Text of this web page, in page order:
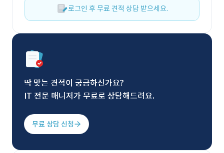
로그인 후 무료 견적 상담 받으세요.
딱 맞는 견적이 궁금하신가요?
IT 전문 매니저가 무료로 상담해드려요.
무료 상담 신청